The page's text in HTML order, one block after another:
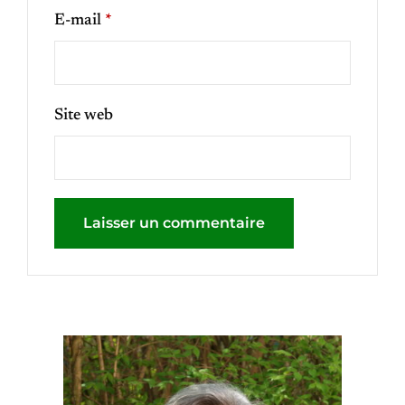
E-mail *
Site web